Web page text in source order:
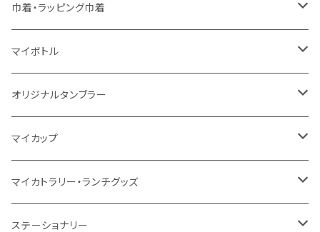
コットン
5oz
シーチング
キャンパス
8oz
10oz
デニム・デニムライク
ポリエステル
再生不織布
不織布
シーチング
キャンパス
10oz
12oz
デニム
ポリエステル
不織布
保冷
再生ファブリック
5oz
コットン
5oz
キャンパス
ポリエステル
不織布
ポリエステル
不織布
スウェット
ボトル
タンブラー
ランチグッズ
ハンカチ
傘
オーガニックコットン
フェアトレードコットン
再生ファブリック
キャンパス
デニム・デニムライク
ポリエステル
巾着・ラッピング巾着
コットン
オーガニックコットン
再生ファブリック
フェアトレードコットン
デニム・デニムライク
マイボトル
ステンレスサーモ
ステンレス
アルミ
クリアボトル
オリジナルタンブラー
サーモタンブラー
ステンレス2層タンブラー
プラスチック2層タンブラー
マイカップ
サーモ
ステンレス
マイカトラリー・ランチグッズ
カトラリー
ステーショナリー